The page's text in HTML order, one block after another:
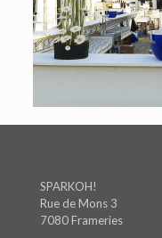
SPARKOH!
Rue de Mons 3
7080 Frameries